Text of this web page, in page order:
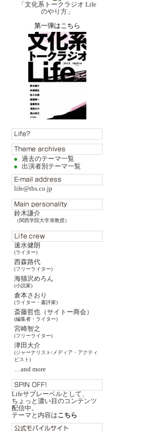
「文化系トークラジオ Life
のやり方」
第一弾はこちら
過去のテーマ一覧
出演者別テーマ一覧
life@tbs.co.jp
鈴木謙介
（関西学院大学准教授）
速水健朗
(ライター)
西森路代
(フリーライター)
海猫沢めろん
(小説家)
倉本さおり
(ライター・書評家)
斎藤哲也（サイトー商会）
(編集者・ライター)
宮崎智之
(フリーライター)
津田大介
(ジャーナリスト/メディア・アクティ
ビスト)
…and more
Lifeサブレーベルとして、
ちょっと濃い目のコンテンツ
配信中。
テーマと内容はこちら